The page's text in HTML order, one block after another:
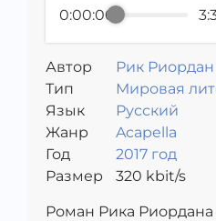
0:00:00
Автор
Рик Риордан
Тип
Мировая
Язык
Русский
Жанр
Acapella
Год
2017 год
Размер
320 kbit/s
Роман Рика